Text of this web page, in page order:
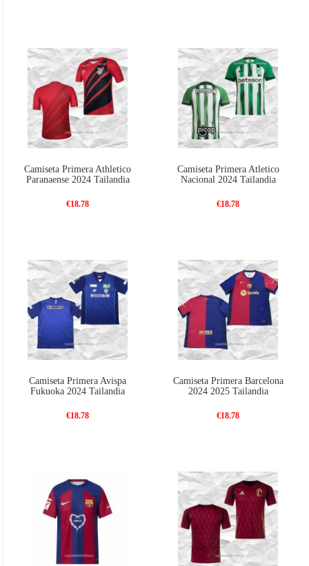
Camiseta Primera Athletico
Paranaense 2024 Tailandia
€18.78
Camiseta Primera Atletico
Nacional 2024 Tailandia
€18.78
Camiseta Primera Avispa
Fukuoka 2024 Tailandia
€18.78
Camiseta Primera Barcelona
2024 2025 Tailandia
€18.78